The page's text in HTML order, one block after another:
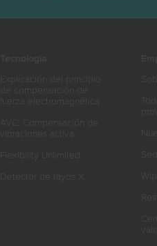
Explicación del principio
de compensación de
fuerza electromagnética
AVC: Compensación de
vibraciones activa
Flexibility Unlimited
Detector de rayos X